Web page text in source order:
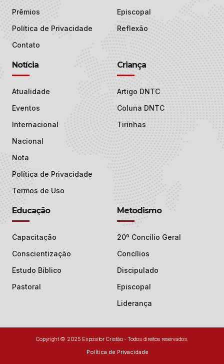
Prêmios
Política de Privacidade
Contato
Episcopal
Reflexão
Notícia
Atualidade
Eventos
Internacional
Nacional
Nota
Política de Privacidade
Termos de Uso
Criança
Artigo DNTC
Coluna DNTC
Tirinhas
Educação
Capacitação
Conscientização
Estudo Bíblico
Pastoral
Metodismo
20º Concílio Geral
Concílios
Discipulado
Episcopal
Liderança
Copyright © 2025 Expositor Cristão - Todos direitos reservados.
Política de Privacidade